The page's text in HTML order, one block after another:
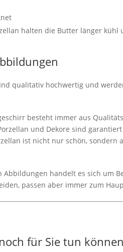
halten die Butter länger kühl
qualitativ hochwertig und
besteht immer aus
und Dekore sind
ist nicht nur schön, sondern
Abbildungen handelt es sich um
passen aber immer zum
für Sie tun können